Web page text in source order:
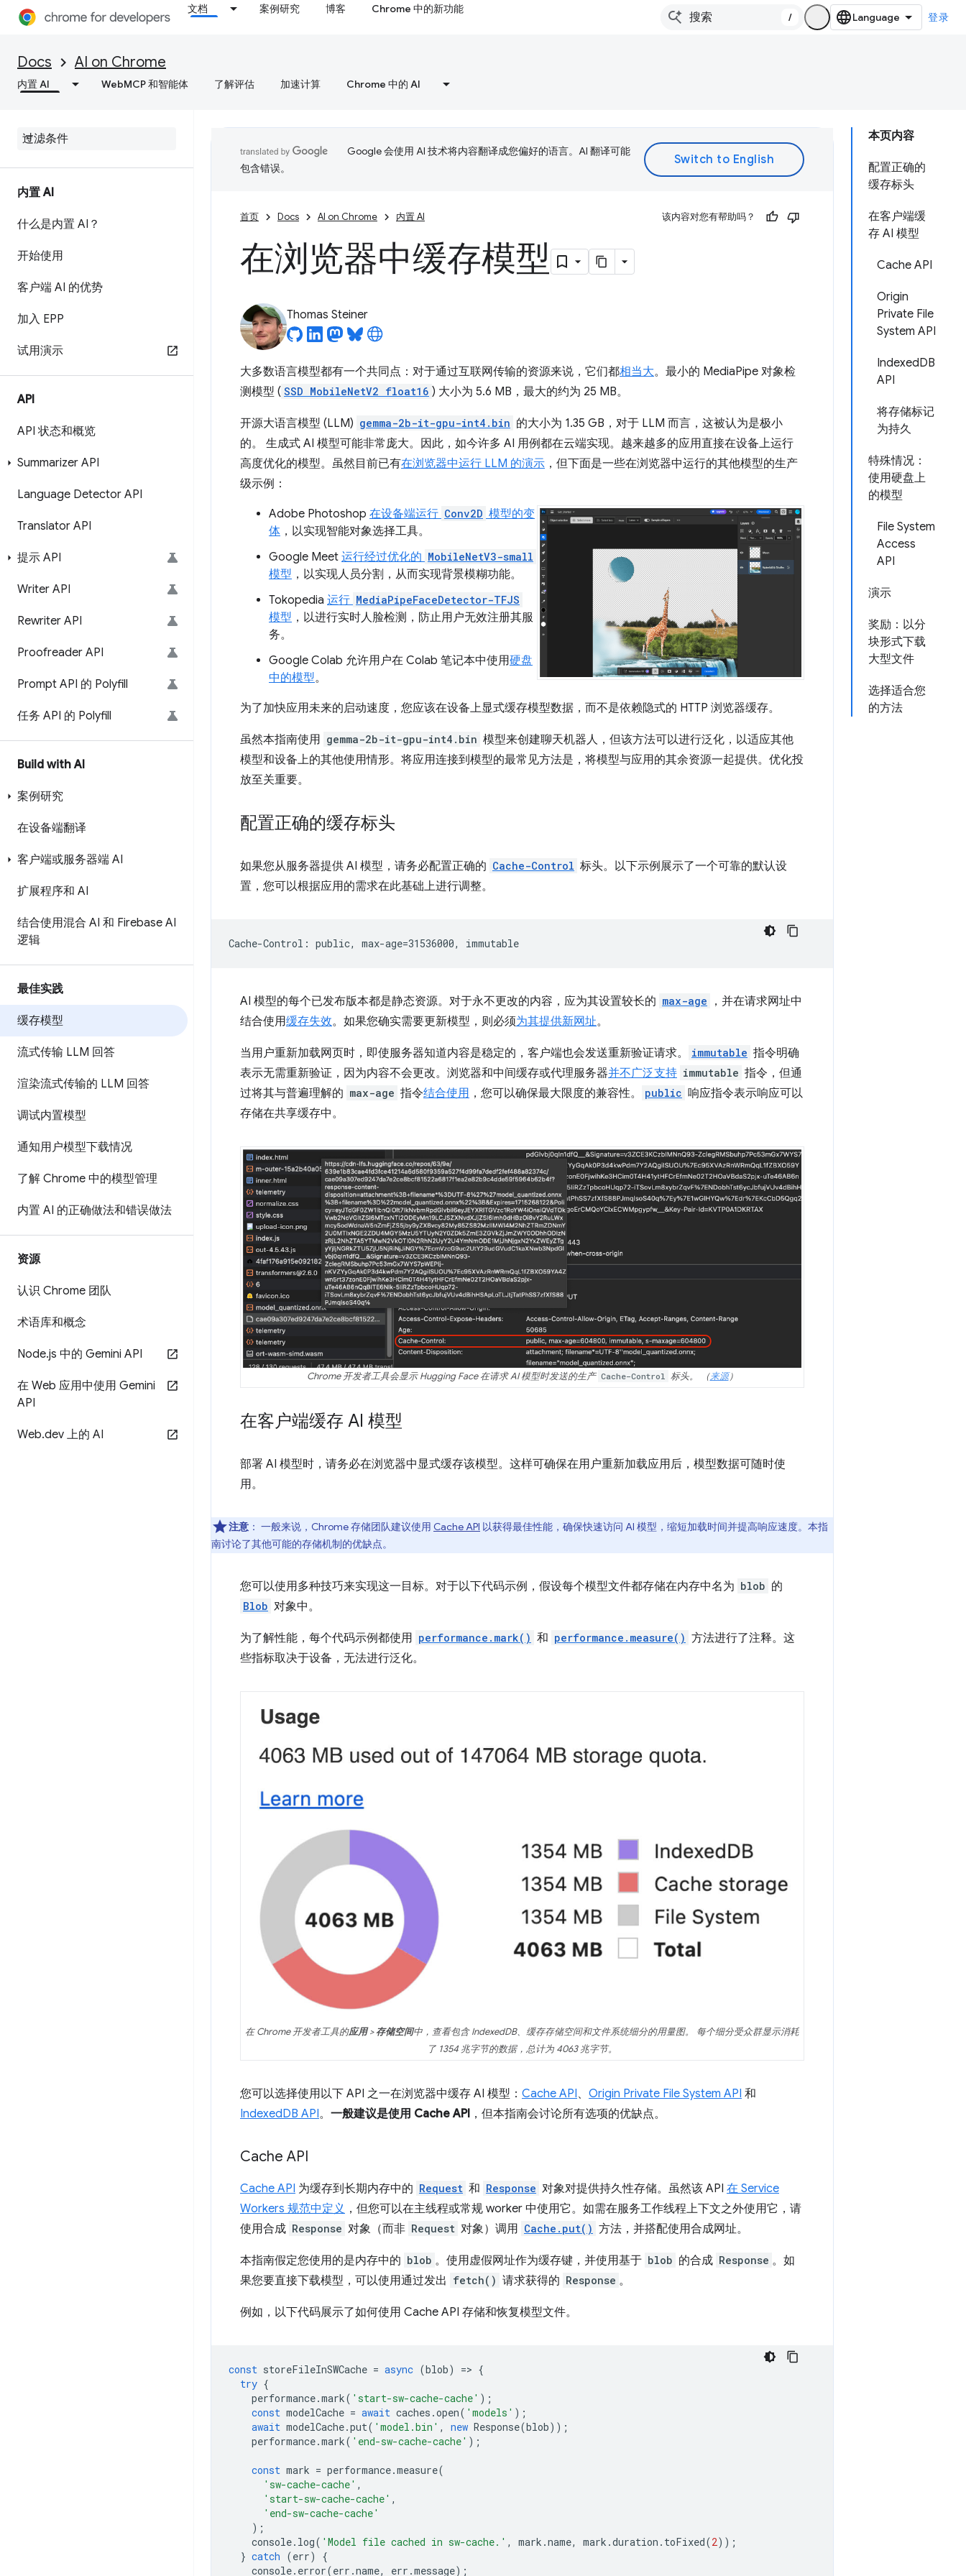
文档 案例研究 博客 Chrome 中的新功能
/ 登录
Docs AI on Chrome
内置 AI WebMCP 和智能体 了解评估 加速计算 Chrome 中的 AI
内置 AI
什么是内置 AI？
开始使用
客户端 AI 的优势
加入 EPP
试用演示
API
API 状态和概览
Summarizer API
Language Detector API
Translator API
提示 API
Writer API
Rewriter API
Proofreader API
Prompt API 的 Polyfill
任务 API 的 Polyfill
Build with AI
案例研究
在设备端翻译
客户端或服务器端 AI
扩展程序和 AI
结合使用混合 AI 和 Firebase AI
逻辑
最佳实践
缓存模型
流式传输 LLM 回答
渲染流式传输的 LLM 回答
调试内置模型
通知用户模型下载情况
了解 Chrome 中的模型管理
内置 AI 的正确做法和错误做法
资源
认识 Chrome 团队
术语库和概念
Node.js 中的 Gemini API
在 Web 应用中使用 Gemini
API
Web.dev 上的 AI
本页内容
配置正确的
缓存标头
在客户端缓
存 AI 模型
Cache API
Origin
Private File
System API
IndexedDB
API
将存储标记
为持久
特殊情况：
使用硬盘上
的模型
File System
Access
API
演示
奖励：以分
块形式下载
大型文件
选择适合您
的方法
Google 会使用 AI 技术将内容翻译成您偏好的语言。AI 翻译可能
包含错误。
首页 Docs AI on Chrome 内置 AI 该内容对您有帮助吗？
在浏览器中缓存模型
Thomas Steiner
大多数语言模型都有一个共同点：对于通过互联网传输的资源来说，它们都相当大。最小的 MediaPipe 对象检
测模型 ( SSD MobileNetV2 float16 ) 大小为 5.6 MB，最大的约为 25 MB。
开源大语言模型 (LLM) gemma-2b-it-gpu-int4.bin 的大小为 1.35 GB，对于 LLM 而言，这被认为是极小
的。 生成式 AI 模型可能非常庞大。因此，如今许多 AI 用例都在云端实现。越来越多的应用直接在设备上运行
高度优化的模型。虽然目前已有在浏览器中运行 LLM 的演示 ，但下面是一些在浏览器中运行的其他模型的生产
级示例：
Adobe Photoshop 在设备端运行 Conv2D 模型的变
体 ，以实现智能对象选择工具。
Google Meet 运行经过优化的 MobileNetV3-small
模型 ，以实现人员分割，从而实现背景模糊功能。
Tokopedia 运行 MediaPipeFaceDetector-TFJS
模型 ，以进行实时人脸检测，防止用户无效注册其服
务。
Google Colab 允许用户在 Colab 笔记本中使用硬盘
中的模型。
为了加快应用未来的启动速度，您应该在设备上显式缓存模型数据，而不是依赖隐式的 HTTP 浏览器缓存。
虽然本指南使用 gemma-2b-it-gpu-int4.bin 模型来创建聊天机器人，但该方法可以进行泛化，以适应其他
模型和设备上的其他使用情形。将应用连接到模型的最常见方法是，将模型与应用的其余资源一起提供。优化投
放至关重要。
配置正确的缓存标头
如果您从服务器提供 AI 模型，请务必配置正确的 Cache-Control 标头。以下示例展示了一个可靠的默认设
置，您可以根据应用的需求在此基础上进行调整。
AI 模型的每个已发布版本都是静态资源。对于永不更改的内容，应为其设置较长的 max-age
，并在请求网址中
结合使用缓存失效。如果您确实需要更新模型，则必须为其提供新网址。
当用户重新加载网页时，即使服务器知道内容是稳定的，客户端也会发送重新验证请求。 immutable 指令明确
表示无需重新验证，因为内容不会更改。浏览器和中间缓存或代理服务器并不广泛支持 immutable 指令，但通
过将其与普遍理解的 max-age 指令结合使用 ，您可以确保最大限度的兼容性。 public 响应指令表示响应可以
存储在共享缓存中。
Chrome 开发者工具会显示 Hugging Face 在请求 AI 模型时发送的生产 Cache-Control 标头。 （来源）
在客户端缓存 AI 模型
部署 AI 模型时，请务必在浏览器中显式缓存该模型。这样可确保在用户重新加载应用后，模型数据可随时使
用。
注意 ： 一般来说，Chrome 存储团队建议使用 Cache API 以获得最佳性能，确保快速访问 AI 模型，缩短加载时间并提高响应速度。本指
南讨论了其他可能的存储机制的优缺点。
您可以使用多种技巧来实现这一目标。对于以下代码示例，假设每个模型文件都存储在内存中名为 blob 的
Blob 对象中。
为了解性能，每个代码示例都使用 performance.mark() 和 performance.measure() 方法进行了注释。这
些指标取决于设备，无法进行泛化。
在 Chrome 开发者工具的应用>存储空间中，查看包含 IndexedDB、缓存存储空间和文件系统细分的用量图。 每个细分受众群显示消耗
了 1354 兆字节的数据，总计为 4063 兆字节。
您可以选择使用以下 API 之一在浏览器中缓存 AI 模型： Cache API、 Origin Private File System API 和
IndexedDB API。 一般建议是使用 Cache API ，但本指南会讨论所有选项的优缺点。
Cache API
Cache API 为缓存到长期内存中的 Request 和 Response 对象对提供持久性存储。虽然该 API 在 Service
Workers 规范中定义 ，但您可以在主线程或常规 worker 中使用它。如需在服务工作线程上下文之外使用它，请
使用合成 Response 对象（而非 Request 对象）调用 Cache.put() 方法，并搭配使用合成网址。
本指南假定您使用的是内存中的 blob 。使用虚假网址作为缓存键，并使用基于 blob 的合成 Response 。如
果您要直接下载模型，可以使用通过发出 fetch() 请求获得的 Response 。
例如，以下代码展示了如何使用 Cache API 存储和恢复模型文件。
const storeFileInSWCache = async (blob) => {
try {
performance.mark( 'start-sw-cache-cache' );
const modelCache = await caches .open( 'models' );
await modelCache.put( 'model.bin' , new Response(blob));
performance.mark( 'end-sw-cache-cache' );
const mark = performance.measure(
'sw-cache-cache' ,
'start-sw-cache-cache' ,
'end-sw-cache-cache'
);
console. log( 'Model file cached in sw-cache.' , mark .name, mark .duration . toFixed(2));
} catch (err)
{
console. error(err .name, err .message);